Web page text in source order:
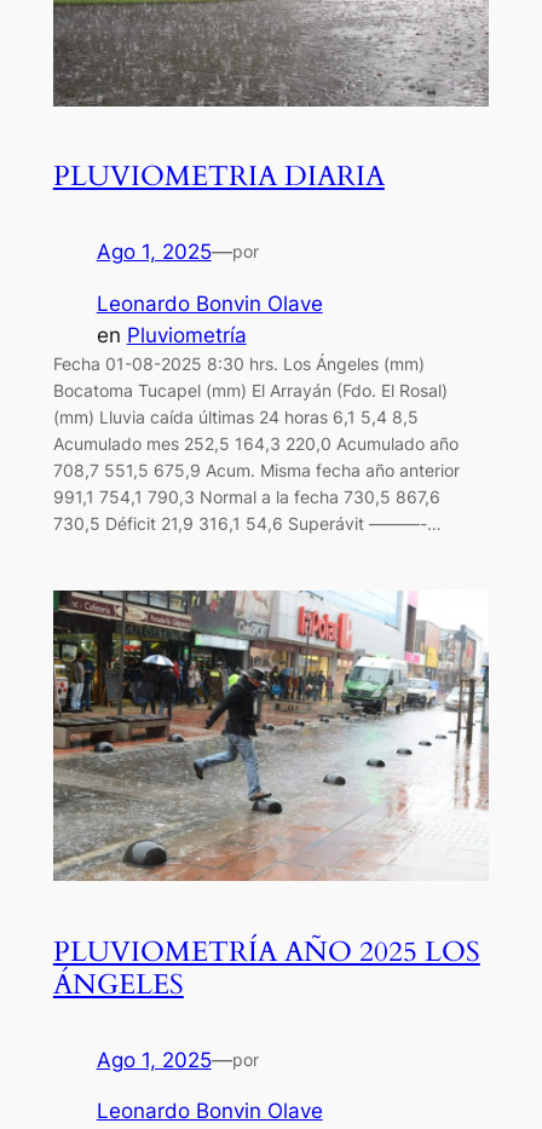
PLUVIOMETRIA DIARIA
Ago 1, 2025—por
Leonardo Bonvin Olave
en Pluviometría
Fecha 01-08-2025 8:30 hrs. Los Ángeles (mm)
Bocatoma Tucapel (mm) El Arrayán (Fdo. El Rosal)
(mm) Lluvia caída últimas 24 horas 6,1 5,4 8,5
Acumulado mes 252,5 164,3 220,0 Acumulado año
708,7 551,5 675,9 Acum. Misma fecha año anterior
991,1 754,1 790,3 Normal a la fecha 730,5 867,6
730,5 Déficit 21,9 316,1 54,6 Superávit ———-…
PLUVIOMETRÍA AÑO 2025 LOS
ÁNGELES
Ago 1, 2025—por
Leonardo Bonvin Olave